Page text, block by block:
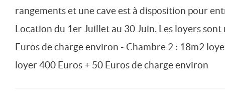
rangements et une cave est à disposition pour
Location du 1er Juillet au 30 Juin. Les loyers
Euros de charge environ - Chambre 2 : 18m2
loyer 400 Euros + 50 Euros de charge environ